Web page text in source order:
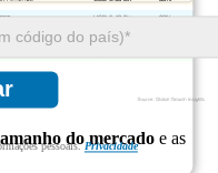
pessoais.Privacidade
USD 0.41 Bn
28%
USD 0.48 Bn
do mercado e as